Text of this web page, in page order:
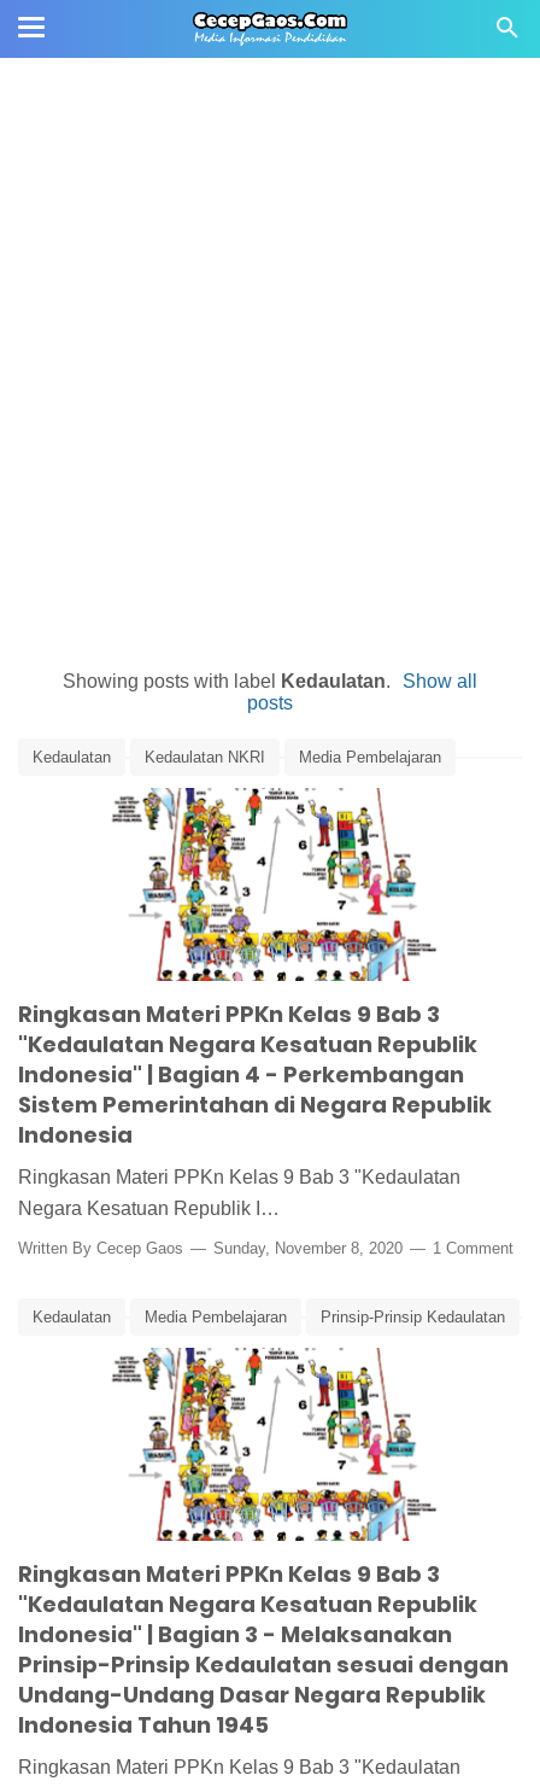
Showing posts with label Kedaulatan.
Show all
posts
Kedaulatan Kedaulatan NKRI Media Pembelajaran
Perkembangan Sistem Pemerintahan Rangkuman Materi
Ringkasan Materi PPKn
Ringkasan Materi PPKn Kelas 9 Bab 3
Ringkasan Materi PPKn Kelas 9 Bab 3
"Kedaulatan Negara Kesatuan Republik
Indonesia" | Bagian 4 - Perkembangan
Sistem Pemerintahan di Negara Republik
Indonesia
Ringkasan Materi PPKn Kelas 9 Bab 3 "Kedaulatan
Negara Kesatuan Republik I…
Written By Cecep Gaos Sunday, November 8, 2020 1 Comment
Kedaulatan Media Pembelajaran Prinsip-Prinsip Kedaulatan
Rangkuman Materi Ringkasan Materi
Ringkasan Materi PPKn Ringkasan Materi PPKn Kelas 9 Bab 3
Ringkasan Materi PPKn Kelas 9 Bab 3
"Kedaulatan Negara Kesatuan Republik
Indonesia" | Bagian 3 - Melaksanakan
Prinsip-Prinsip Kedaulatan sesuai dengan
Undang-Undang Dasar Negara Republik
Indonesia Tahun 1945
Ringkasan Materi PPKn Kelas 9 Bab 3 "Kedaulatan